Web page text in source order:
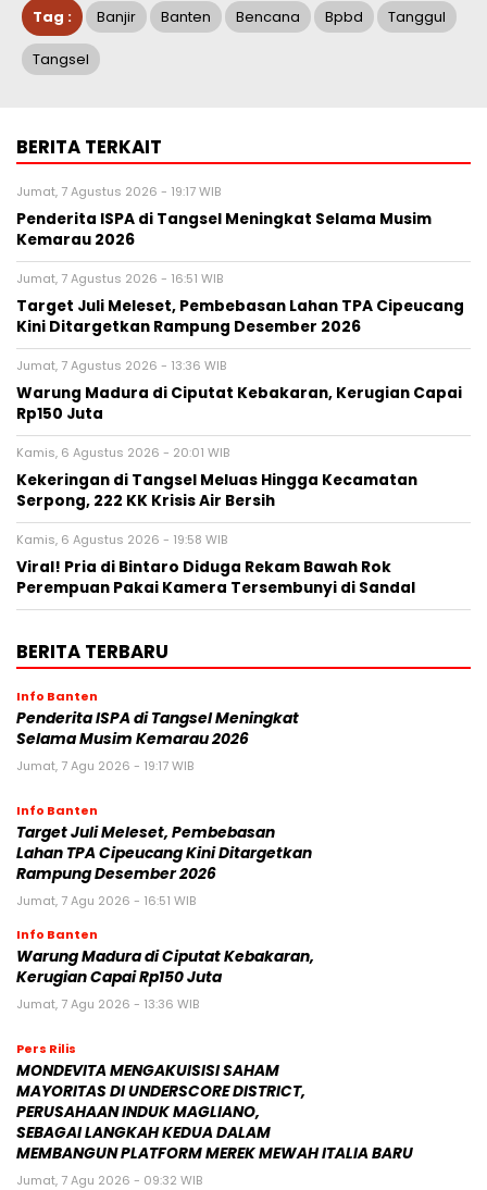
Tag : Banjir Banten Bencana Bpbd Tanggul
Tangsel
BERITA TERKAIT
Jumat, 7 Agustus 2026 - 19:17 WIB
Penderita ISPA di Tangsel Meningkat Selama Musim
Kemarau 2026
Jumat, 7 Agustus 2026 - 16:51 WIB
Target Juli Meleset, Pembebasan Lahan TPA Cipeucang
Kini Ditargetkan Rampung Desember 2026
Jumat, 7 Agustus 2026 - 13:36 WIB
Warung Madura di Ciputat Kebakaran, Kerugian Capai
Rp150 Juta
Kamis, 6 Agustus 2026 - 20:01 WIB
Kekeringan di Tangsel Meluas Hingga Kecamatan
Serpong, 222 KK Krisis Air Bersih
Kamis, 6 Agustus 2026 - 19:58 WIB
Viral! Pria di Bintaro Diduga Rekam Bawah Rok
Perempuan Pakai Kamera Tersembunyi di Sandal
BERITA TERBARU
Info Banten
Penderita ISPA di Tangsel Meningkat
Selama Musim Kemarau 2026
Jumat, 7 Agu 2026 - 19:17 WIB
Info Banten
Target Juli Meleset, Pembebasan
Lahan TPA Cipeucang Kini Ditargetkan
Rampung Desember 2026
Jumat, 7 Agu 2026 - 16:51 WIB
Info Banten
Warung Madura di Ciputat Kebakaran,
Kerugian Capai Rp150 Juta
Jumat, 7 Agu 2026 - 13:36 WIB
Pers Rilis
MONDEVITA MENGAKUISISI SAHAM
MAYORITAS DI UNDERSCORE DISTRICT,
PERUSAHAAN INDUK MAGLIANO,
SEBAGAI LANGKAH KEDUA DALAM
MEMBANGUN PLATFORM MEREK MEWAH ITALIA BARU
Jumat, 7 Agu 2026 - 09:32 WIB